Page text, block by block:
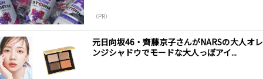
（PR）
元日向坂46・齊藤京子さんがNARSの大人オレ
ンジシャドウでモードな大人っぽアイ...